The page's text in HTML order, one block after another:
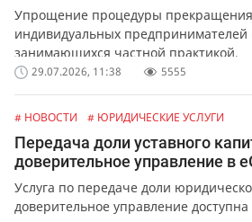
Упрощение процедуры прекращения
индивидуальных предпринимателей
занимающихся частной практикой.
29.07.2026, 11:38 5555
# НОВОСТИ # ЮРИДИЧЕСКИЕ УСЛУГИ
Передача доли уставного
доверительное управление в
Услуга по передаче доли
доверительное управление